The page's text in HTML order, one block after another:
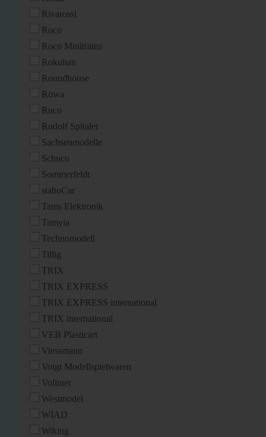
Rivarossi
Roco
Roco Minitrains
Rokuhan
Roundhouse
Röwa
Ruco
Rudolf Spitaler
Sachsenmodelle
Schuco
Sommerfeldt
staboCar
Tams Elektronik
Tamyia
Technomodell
Tillig
TRIX
TRIX EXPRESS
TRIX EXPRESS international
TRIX international
VEB Plasticart
Viessmann
Voigt Modellspielwaren
Vollmer
Westmodel
WIAD
Wiking